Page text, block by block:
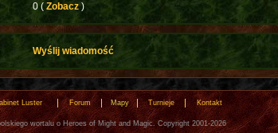
0 ( Zobacz )
Wyślij wiadomość
Luster Forum Mapy Turnieje Kontakt
wortalu o Heroes of Might and Magic. Copyright 2001-2026